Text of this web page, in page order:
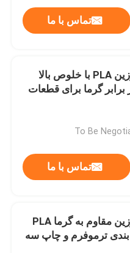
تماس با ما
SPL501 رزین PLA با خلوص بالا
گرما برای قطعات
تماس با ما
SPL701 رزین مقاوم به گرما PLA
بندی ترموفرم و چاپ سه